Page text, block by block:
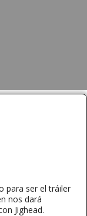
para ser el tráiler
nos dará
Jighead.